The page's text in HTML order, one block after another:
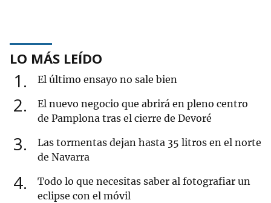
LO MÁS LEÍDO
1 El último ensayo no sale bien
2
El nuevo negocio que abrirá en pleno centro
de Pamplona tras el cierre de Devoré
3
Las tormentas dejan hasta 35 litros en el norte
de Navarra
4
Todo lo que necesitas saber al fotografiar un
eclipse con el móvil